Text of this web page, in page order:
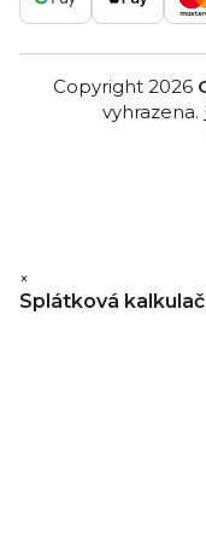
Copyright 2026
vyhrazena.
×
Splátková